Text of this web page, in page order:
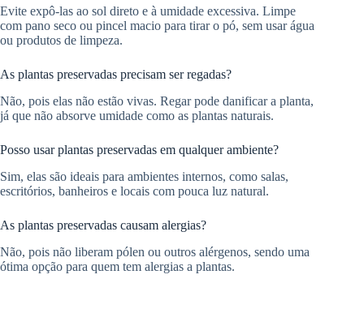
Evite expô-las ao sol direto e à umidade excessiva. Limpe
com pano seco ou pincel macio para tirar o pó, sem usar água
ou produtos de limpeza.
As plantas preservadas precisam ser regadas?
Não, pois elas não estão vivas. Regar pode danificar a planta,
já que não absorve umidade como as plantas naturais.
Posso usar plantas preservadas em qualquer ambiente?
Sim, elas são ideais para ambientes internos, como salas,
escritórios, banheiros e locais com pouca luz natural.
As plantas preservadas causam alergias?
Não, pois não liberam pólen ou outros alérgenos, sendo uma
ótima opção para quem tem alergias a plantas.